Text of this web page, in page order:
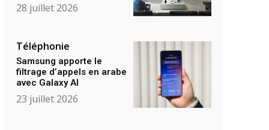
28 juillet 2026
Téléphonie
Samsung apporte le
filtrage d’appels en arabe
avec Galaxy AI
23 juillet 2026